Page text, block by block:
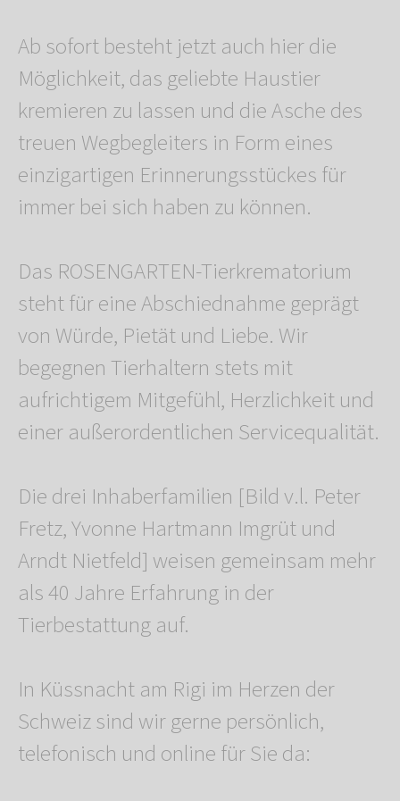
Ab sofort besteht jetzt auch hier die
Möglichkeit, das geliebte Haustier
kremieren zu lassen und die Asche des
treuen Wegbegleiters in Form eines
einzigartigen Erinnerungsstückes für
immer bei sich haben zu können.
Das ROSENGARTEN-Tierkrematorium
steht für eine Abschiednahme geprägt
von Würde, Pietät und Liebe. Wir
begegnen Tierhaltern stets mit
aufrichtigem Mitgefühl, Herzlichkeit und
einer außerordentlichen Servicequalität.
Die drei Inhaberfamilien [Bild v.l. Peter
Fretz, Yvonne Hartmann Imgrüt und
Arndt Nietfeld] weisen gemeinsam mehr
als 40 Jahre Erfahrung in der
Tierbestattung auf.
In Küssnacht am Rigi im Herzen der
Schweiz sind wir gerne persönlich,
telefonisch und online für Sie da: